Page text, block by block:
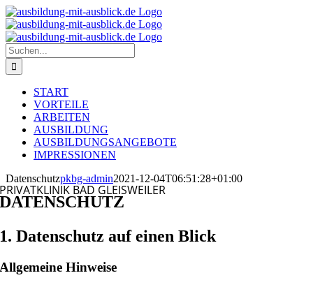
Zum
Inhalt
springen
Suche
nach:
START
VORTEILE
ARBEITEN
AUSBILDUNG
AUSBILDUNGSANGEBOTE
IMPRESSIONEN
Datenschutzpkbg-admin2021-12-04T06:51:28+01:00
PRIVATKLINIK BAD GLEISWEILER
DATENSCHUTZ
1. Datenschutz auf einen Blick
Allgemeine Hinweise